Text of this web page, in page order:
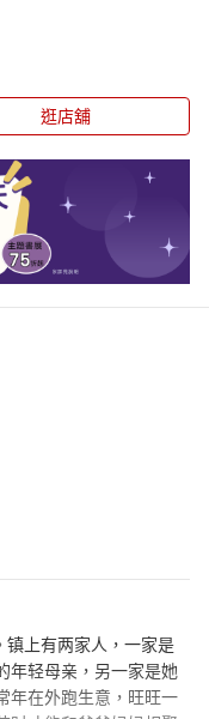
逛店舖
上有两家人，一家是
年轻母亲，另一家是她
年在外跑生意，旺旺一